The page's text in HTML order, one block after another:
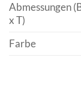
Abmessungen
x T)
Farbe